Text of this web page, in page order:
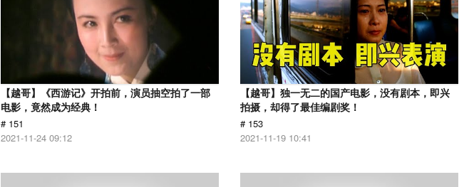
【越哥】《西游记》开拍前，演员抽空拍了一部
电影，竟然成为经典！
# 151
2021-11-24 09:12
【越哥】独一无二的国产电影，没有剧本，即兴
拍摄，却得了最佳编剧奖！
# 153
2021-11-19 10:41